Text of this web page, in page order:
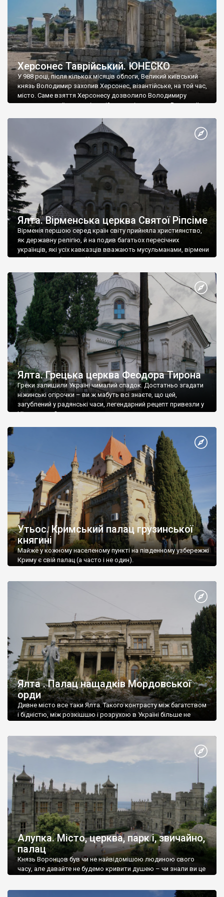
Херсонес Таврійський. ЮНЕСКО
У 988 році, після кількох місяців облоги, Великий київський
князь Володимир захопив Херсонес, візантійське, на той час,
місто. Саме взяття Херсонесу дозволило Володимиру
диктувати свої умови візантійському імператору Василю ІІ, та
Херсонесі Володимир-язичник, став Василем-християнином.
А потім було Хрещення Русі. На честь Херсонесу Таврійського
Ялта. Вірменська церква Святої Ріпсіме
Вірменія першою серед країн світу прийняла християнство,
як державну релігію, й на подив багатьох пересічних
українців, які усіх кавказців вважають мусульманами, вірмени
є відданими вірянами Христа
Ялта. Грецька церква Феодора Тирона
Греки залишили Україні чималий спадок. Достатньо згадати
ніжинські огірочки – ви ж мабуть всі знаєте, що цей,
загублений у радянські часи, легендарний рецепт привезли у
Ніжин греки?
Утьос. Кримський палац грузинської
княгині
Майже у кожному населеному пункті на південному узбережжі
Криму є свій палац (а часто і не один).
Ялта . Палац нащадків Мордовської
орди
Дивне місто все таки Ялта. Такого контрасту між багатством
і бідністю, між розкішшю і розрухою в Україні більше не
Алупка. Місто, церква, парк і, звичайно,
палац
Князь Воронцов був чи не найвідомішою людиною свого
часу, але давайте не будемо кривити душею – чи знали ви це